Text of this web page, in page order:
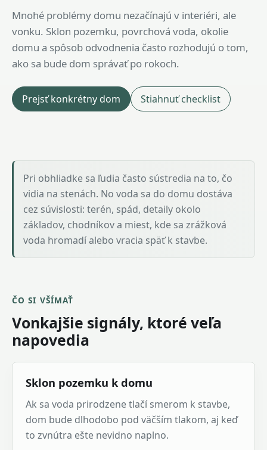
Mnohé problémy domu nezačínajú v interiéri, ale
vonku. Sklon pozemku, povrchová voda, okolie
domu a spôsob odvodnenia často rozhodujú o tom,
ako sa bude dom správať po rokoch.
Prejsť konkrétny dom Stiahnuť checklist
Pri obhliadke sa ľudia často sústredia na to, čo
vidia na stenách. No voda sa do domu dostáva
cez súvislosti: terén, spád, detaily okolo
základov, chodníkov a miest, kde sa zrážková
voda hromadí alebo vracia späť k stavbe.
ČO SI VŠÍMAŤ
Vonkajšie signály, ktoré veľa
napovedia
Sklon pozemku k domu
Ak sa voda prirodzene tlačí smerom k stavbe,
dom bude dlhodobo pod väčším tlakom, aj keď
to zvnútra ešte nevidno naplno.